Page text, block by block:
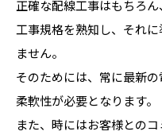
正確な配線工事はもちろ
工事規格を熟知し、それ
ません。
そのためには、常に最新
柔軟性が必要となります。
また、時にはお客様との